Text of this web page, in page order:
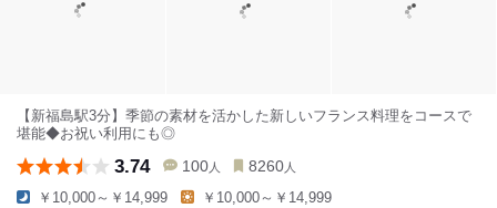
【新福島駅3分】季節の素材を活かした新しいフランス料理をコースで
堪能◆お祝い利用にも◎
3.74 100 人 8260 人
￥10,000～￥14,999 ￥10,000～￥14,999